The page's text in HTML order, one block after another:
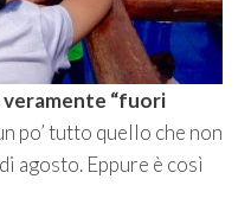
veramente “fuori
po’ tutto quello che non
agosto. Eppure è così